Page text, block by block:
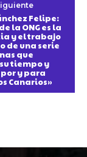
Felipe:
la ONG es la
y el trabajo
de una serie
que
tiempo y
y para
Canarios»